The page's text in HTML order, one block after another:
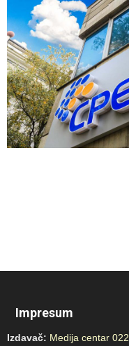
Impresum
Izdavač: Medija centar 022